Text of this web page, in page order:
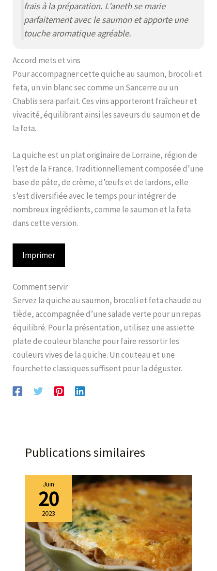
frais à la préparation. L’aneth se marie
parfaitement avec le saumon et apporte une
touche aromatique agréable.
Accord mets et vins
Pour accompagner cette quiche au saumon, brocoli et
feta, un vin blanc sec comme un Sancerre ou un
Chablis sera parfait. Ces vins apporteront fraîcheur et
vivacité, équilibrant ainsi les saveurs du saumon et de
la feta.
La quiche est un plat originaire de Lorraine, région de
l’est de la France. Traditionnellement composée d’une
base de pâte, de crème, d’œufs et de lardons, elle
s’est diversifiée avec le temps pour intégrer de
nombreux ingrédients, comme le saumon et la feta
dans cette version.
Imprimer
Comment servir
Servez la quiche au saumon, brocoli et feta chaude ou
tiède, accompagnée d’une salade verte pour un repas
équilibré. Pour la présentation, utilisez une assiette
plate de couleur blanche pour faire ressortir les
couleurs vives de la quiche. Un couteau et une
fourchette classiques suffisent pour la déguster.
Publications similaires
Juin
20
2023